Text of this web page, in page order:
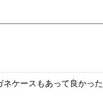
ケースもあって良かった